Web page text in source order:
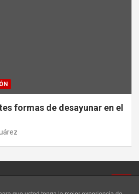
formas de desayunar en el